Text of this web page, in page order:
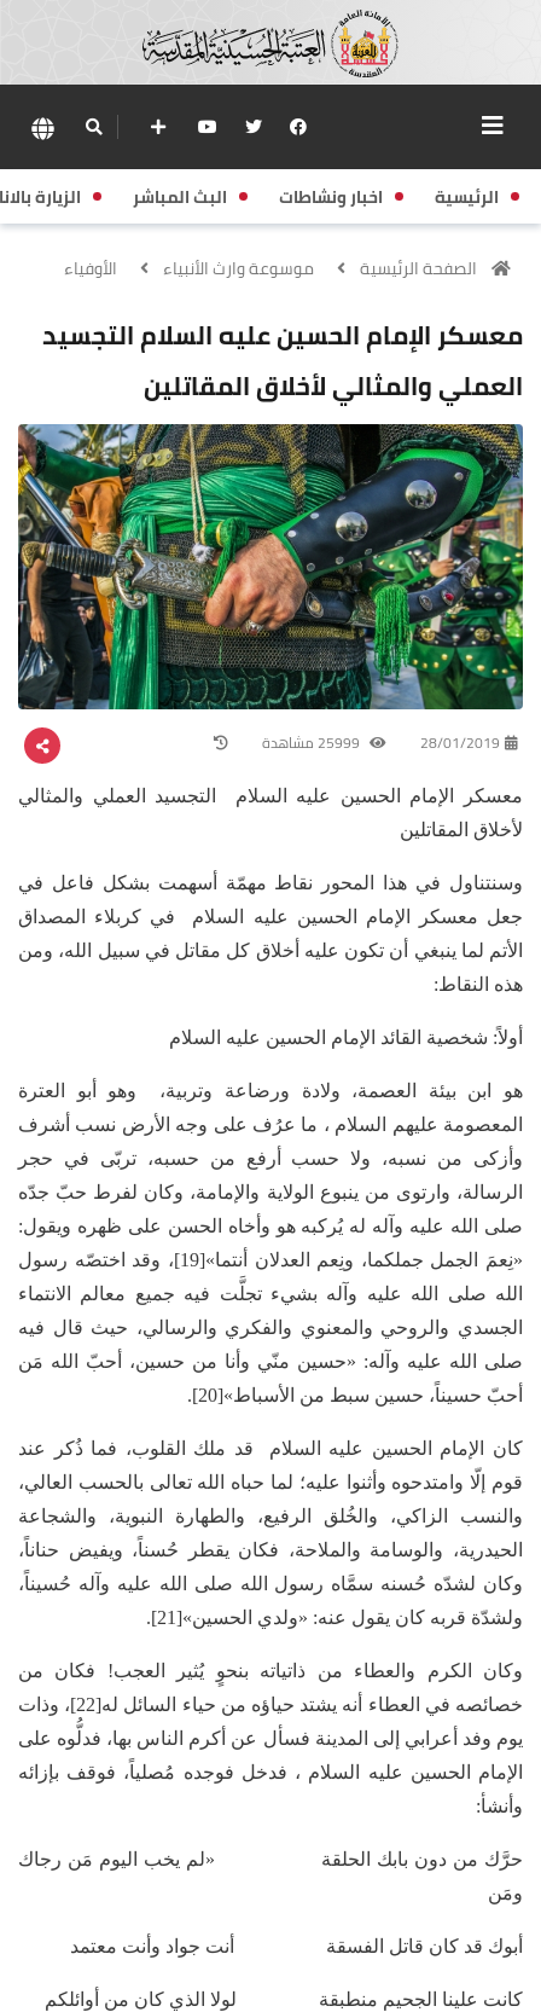
الرئيسية اخبار ونشاطات البث المباشر الزيارة
الصفحة الرئيسية موسوعة وارث الأنبياء الأوفياء
معسكر الإمام الحسين عليه السلام التجسيد
العملي والمثالي لأخلاق المقاتلين
28/01/2019
معسكر الإمام الحسين عليه السلام التجسيد العملي والمثالي
لأخلاق المقاتلين
وسنتناول في هذا المحور نقاط مهمّة أسهمت بشكل فاعل في
جعل معسكر الإمام الحسين عليه السلام في كربلاء المصداق
الأتم لما ينبغي أن تكون عليه أخلاق كل مقاتل في سبيل الله، ومن
هذه النقاط:
أولاً: شخصية القائد الإمام الحسين عليه السلام
هو ابن بيئة العصمة، ولادة ورضاعة وتربية، وهو أبو العترة
المعصومة عليهم السلام ، ما عرُف على وجه الأرض نسب أشرف
وأزكى من نسبه، ولا حسب أرفع من حسبه، تربّى في حجر
الرسالة، وارتوى من ينبوع الولاية والإمامة، وكان لفرط حبّ جدّه
صلى الله عليه وآله له يُركبه هو وأخاه الحسن على ظهره ويقول:
«نِعمَ الجمل جملكما، ونِعم العدلان أنتما»[19]، وقد اختصّه رسول
الله صلى الله عليه وآله بشيء تجلَّت فيه جميع معالم الانتماء
الجسدي والروحي والمعنوي والفكري والرسالي، حيث قال فيه
صلى الله عليه وآله: «حسين منّي وأنا من حسين، أحبّ الله مَن
أحبّ حسيناً، حسين سبط من الأسباط»[20].
كان الإمام الحسين عليه السلام قد ملك القلوب، فما ذُكر عند
قوم إلّا وامتدحوه وأثنوا عليه؛ لما حباه الله تعالى بالحسب العالي،
والنسب الزاكي، والخُلق الرفيع، والطهارة النبوية، والشجاعة
الحيدرية، والوسامة والملاحة، فكان يقطر حُسناً، ويفيض حناناً،
وكان لشدّه حُسنه سمَّاه رسول الله صلى الله عليه وآله حُسيناً،
ولشدّة قربه كان يقول عنه: «ولدي الحسين»[21].
وكان الكرم والعطاء من ذاتياته بنحوٍ يُثير العجب! فكان من
خصائصه في العطاء أنه يشتد حياؤه من حياء السائل له[22]، وذات
يوم وفد أعرابي إلى المدينة فسأل عن أكرم الناس بها، فدلُّوه على
الإمام الحسين عليه السلام ، فدخل فوجده مُصلياً، فوقف بإزائه
وأنشأ:
حرَّك من دون بابك الحلقة «لم يخب اليوم مَن رجاك
ومَن
أبوك قد كان قاتل الفسقة أنت جواد وأنت معتمد
كانت علينا الجحيم منطبقة لولا الذي كان من أوائلكم